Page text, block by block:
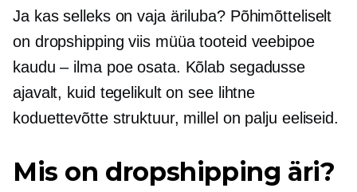
Ja kas selleks on vaja äriluba? Põhimõtteliselt
on dropshipping viis müüa tooteid veebipoe
kaudu – ilma poe osata. Kõlab segadusse
ajavalt, kuid tegelikult on see lihtne
koduettevõtte struktuur, millel on palju eeliseid.
Mis on dropshipping äri?